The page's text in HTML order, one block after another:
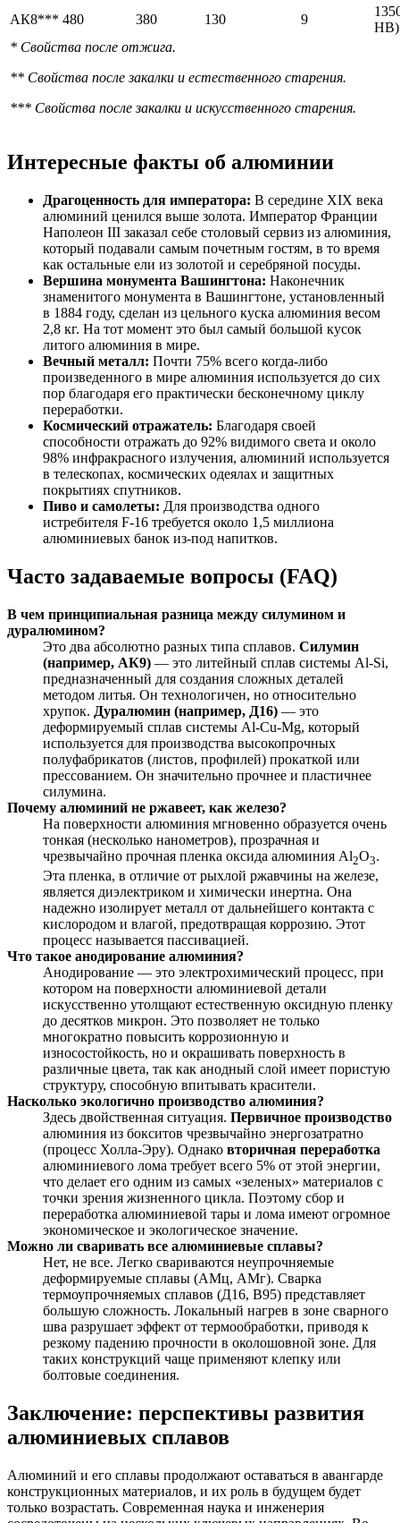
АК8*** 480 380 130 9
HB)
* Свойства после отжига.
** Свойства после закалки и естественного старения.
*** Свойства после закалки и искусственного старения.
Интересные факты об алюминии
Драгоценность для императора: В середине XIX века
алюминий ценился выше золота. Император Франции
Наполеон III заказал себе столовый сервиз из алюминия,
который подавали самым почетным гостям, в то время
как остальные ели из золотой и серебряной посуды.
Вершина монумента Вашингтона: Наконечник
знаменитого монумента в Вашингтоне, установленный
в 1884 году, сделан из цельного куска алюминия весом
2,8 кг. На тот момент это был самый большой кусок
литого алюминия в мире.
Вечный металл: Почти 75% всего когда-либо
произведенного в мире алюминия используется до сих
пор благодаря его практически бесконечному циклу
переработки.
Космический отражатель: Благодаря своей
способности отражать до 92% видимого света и около
98% инфракрасного излучения, алюминий используется
в телескопах, космических одеялах и защитных
покрытиях спутников.
Пиво и самолеты: Для производства одного
истребителя F-16 требуется около 1,5 миллиона
алюминиевых банок из-под напитков.
Часто задаваемые вопросы (FAQ)
В чем принципиальная разница между силумином и
дуралюмином?
Это два абсолютно разных типа сплавов. Силумин
(например, АК9) — это литейный сплав системы Al-Si,
предназначенный для создания сложных деталей
методом литья. Он технологичен, но относительно
хрупок. Дуралюмин (например, Д16) — это
деформируемый сплав системы Al-Cu-Mg, который
используется для производства высокопрочных
полуфабрикатов (листов, профилей) прокаткой или
прессованием. Он значительно прочнее и пластичнее
силумина.
Почему алюминий не ржавеет, как железо?
На поверхности алюминия мгновенно образуется очень
тонкая (несколько нанометров), прозрачная и
чрезвычайно прочная пленка оксида алюминия Al2O3.
Эта пленка, в отличие от рыхлой ржавчины на железе,
является диэлектриком и химически инертна. Она
надежно изолирует металл от дальнейшего контакта с
кислородом и влагой, предотвращая коррозию. Этот
процесс называется пассивацией.
Что такое анодирование алюминия?
Анодирование — это электрохимический процесс, при
котором на поверхности алюминиевой детали
искусственно утолщают естественную оксидную пленку
до десятков микрон. Это позволяет не только
многократно повысить коррозионную и
износостойкость, но и окрашивать поверхность в
различные цвета, так как анодный слой имеет пористую
структуру, способную впитывать красители.
Насколько экологично производство алюминия?
Здесь двойственная ситуация. Первичное производство
алюминия из бокситов чрезвычайно энергозатратно
(процесс Холла-Эру). Однако вторичная переработка
алюминиевого лома требует всего 5% от этой энергии,
что делает его одним из самых «зеленых» материалов с
точки зрения жизненного цикла. Поэтому сбор и
переработка алюминиевой тары и лома имеют огромное
экономическое и экологическое значение.
Можно ли сваривать все алюминиевые сплавы?
Нет, не все. Легко свариваются неупрочняемые
деформируемые сплавы (АМц, АМг). Сварка
термоупрочняемых сплавов (Д16, В95) представляет
большую сложность. Локальный нагрев в зоне сварного
шва разрушает эффект от термообработки, приводя к
резкому падению прочности в околошовной зоне. Для
таких конструкций чаще применяют клепку или
болтовые соединения.
Заключение: перспективы развития
алюминиевых сплавов
Алюминий и его сплавы продолжают оставаться в авангарде
конструкционных материалов, и их роль в будущем будет
только возрастать. Современная наука и инженерия